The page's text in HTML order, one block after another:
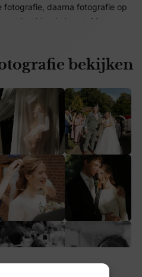
bekijken
fotografie, daarna fotografie op
beeldende kunst. Maar
bij mezelf ligt: mensen
niet. Ik observeer, beweeg
kleine actieve opdrachtjes
moment samen delen.
bruiloft. Kletsen, soms een
vastleggen zonder dat het
thuiskomen? Voor mij
talenten samenkomen.
self-love shoots en creatieve
iets mystieks. Die magie wil ik
Beelden die dit
van de dag. Haha
van het leven.